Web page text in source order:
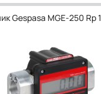
Gespasa MGE-250 Rp 1